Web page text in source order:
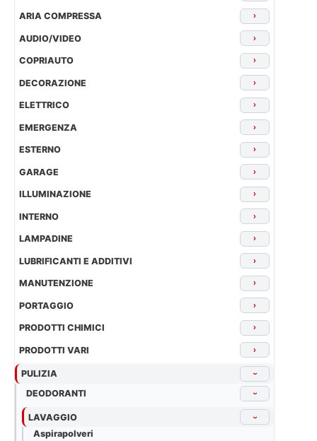
ARIA COMPRESSA ›
AUDIO/VIDEO ›
COPRIAUTO ›
DECORAZIONE ›
ELETTRICO ›
EMERGENZA ›
ESTERNO ›
GARAGE ›
ILLUMINAZIONE ›
INTERNO ›
LAMPADINE ›
LUBRIFICANTI E ADDITIVI ›
MANUTENZIONE ›
PORTAGGIO ›
PRODOTTI CHIMICI ›
PRODOTTI VARI ›
PULIZIA ›
DEODORANTI ›
LAVAGGIO ›
Aspirapolveri